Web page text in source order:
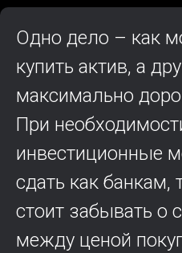
Одно дело – как
купить актив, а
максимально
При
инвестиционные
сдать как банкам,
стоит забывать о
между ценой